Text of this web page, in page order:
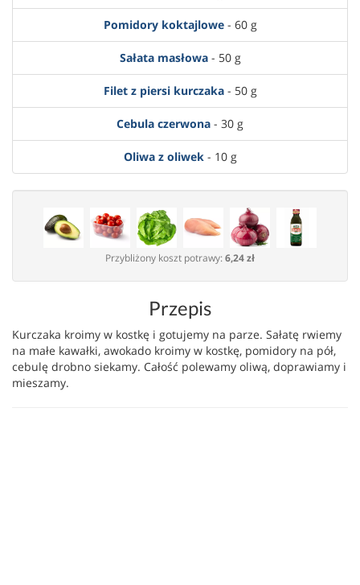
Pomidory koktajlowe- 60 g
Sałata masłowa- 50 g
Filet z piersi kurczaka- 50 g
Cebula czerwona - 30 g
Oliwa z oliwek- 10 g
Przybliżony koszt potrawy:6,24 zł
Przepis
Kurczaka kroimy w kostkę i gotujemy na parze. Sałatę rwiemy
na małe kawałki, awokado kroimy w kostkę, pomidory na pół,
cebulę drobno siekamy. Całość polewamy oliwą, doprawiamy i
mieszamy.